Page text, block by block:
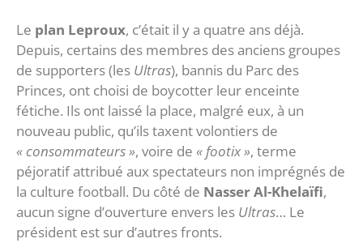
Le plan Leproux, c’était il y a quatre ans déjà.
Depuis, certains des membres des anciens groupes
de supporters (les Ultras), bannis du Parc des
Princes, ont choisi de boycotter leur enceinte
fétiche. Ils ont laissé la place, malgré eux, à un
nouveau public, qu’ils taxent volontiers de
« consommateurs », voire de « footix », terme
péjoratif attribué aux spectateurs non imprégnés de
la culture football. Du côté de Nasser Al-Khelaïfi,
aucun signe d’ouverture envers les Ultras… Le
président est sur d’autres fronts.